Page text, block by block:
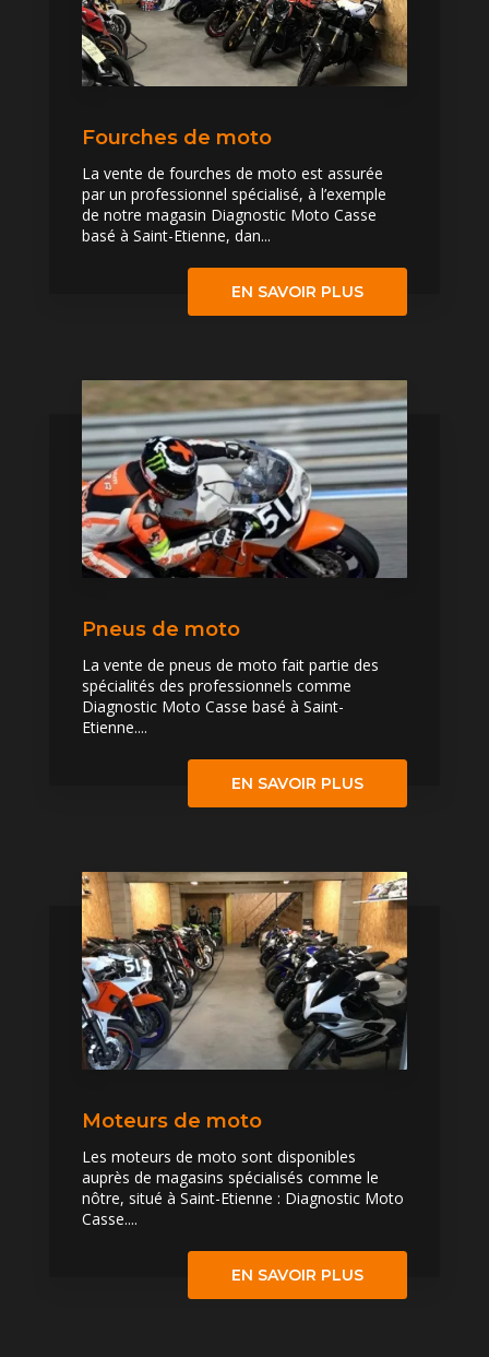
Fourches de moto
La vente de fourches de moto est assurée
par un professionnel spécialisé, à l’exemple
de notre magasin Diagnostic Moto Casse
basé à Saint-Etienne, dan...
EN SAVOIR PLUS
Pneus de moto
La vente de pneus de moto fait partie des
spécialités des professionnels comme
Diagnostic Moto Casse basé à Saint-
Etienne....
EN SAVOIR PLUS
Moteurs de moto
Les moteurs de moto sont disponibles
auprès de magasins spécialisés comme le
nôtre, situé à Saint-Etienne : Diagnostic Moto
Casse....
EN SAVOIR PLUS